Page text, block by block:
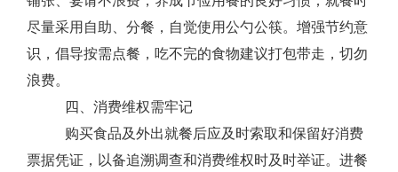
尽量采用自助、分餐，自觉使用公勺公筷。增强节约意
识，倡导按需点餐，吃不完的食物建议打包带走，切勿
浪费。
四、消费维权需牢记
购买食品及外出就餐后应及时索取和保留好消费
票据凭证，以备追溯调查和消费维权时及时举证。进餐